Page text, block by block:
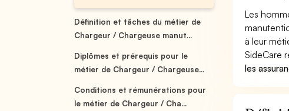
Définition et tâches du métier de
Chargeur / Chargeuse manut...
Diplômes et prérequis pour le
métier de Chargeur / Chargeuse...
Conditions et rémunérations pour
le métier de Chargeur / Cha...
Les
à leur
SideCare
les